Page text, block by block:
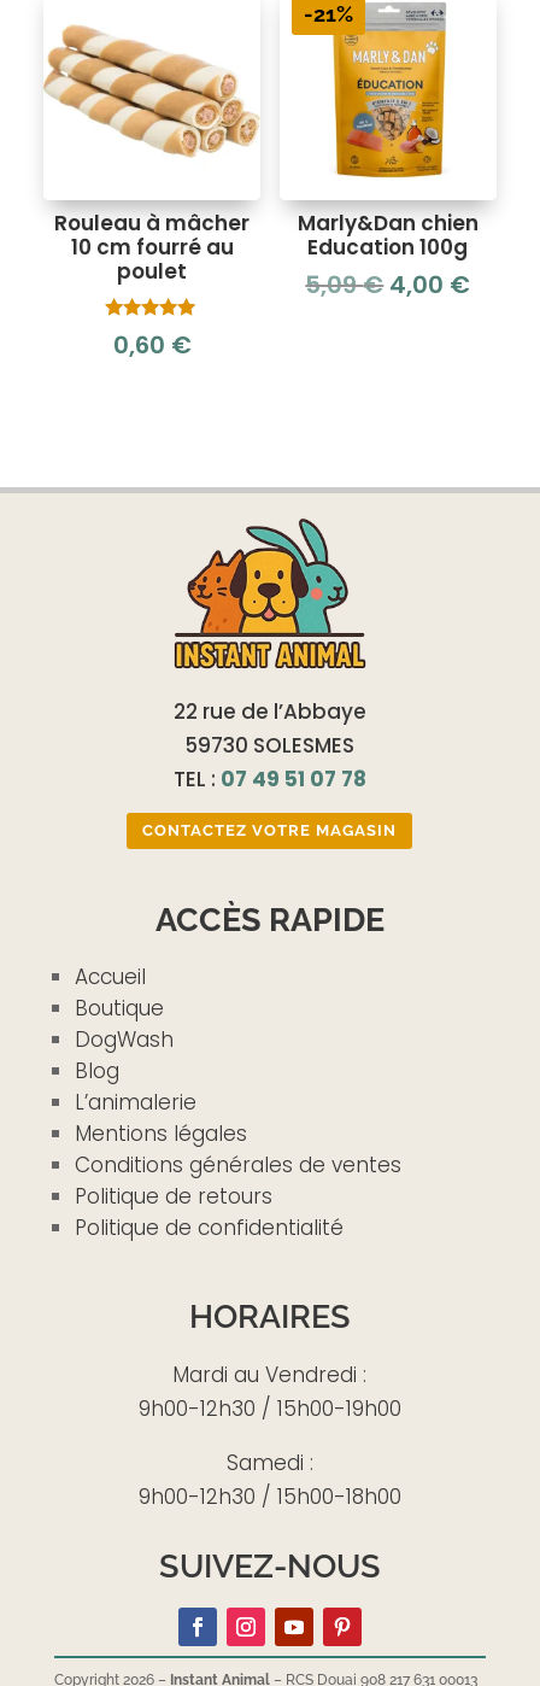
4,00 €.
Rouleau à mâcher
10 cm fourré au
poulet
Note
5.00
0,60 €
-21%
Marly&Dan chien
Education 100g
5,09€ Le
4,00 €Le
22 rue de l’Abbaye
59730 SOLESMES
TEL : 07 49 51 07 78
CONTACTEZ VOTRE MAGASIN
ACCÈS RAPIDE
Accueil
Boutique
DogWash
Blog
L’animalerie
Mentions légales
Conditions générales de ventes
Politique de retours
Politique de confidentialité
HORAIRES
Mardi au Vendredi :
9h00-12h30 / 15h00-19h00
Samedi :
9h00-12h30 / 15h00-18h00
SUIVEZ-NOUS
Copyright 2026 – Instant Animal– RCS Douai 908 217 631 00013